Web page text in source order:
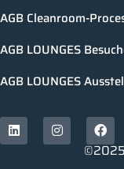
AGB Cleanroom-
AGB LOUNGES
AGB LOUNGES